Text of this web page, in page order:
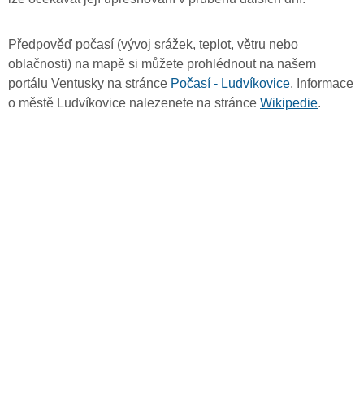
Předpověď počasí (vývoj srážek, teplot, větru nebo
oblačnosti) na mapě si můžete prohlédnout na našem
portálu Ventusky na stránce Počasí - Ludvíkovice. Informace
o městě Ludvíkovice nalezenete na stránce Wikipedie.